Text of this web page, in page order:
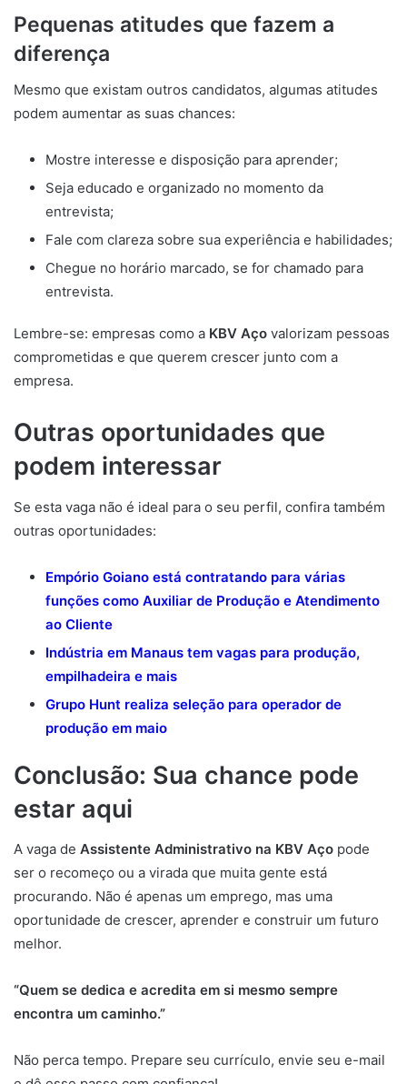
Pequenas atitudes que fazem a
diferença
Mesmo que existam outros candidatos, algumas atitudes
podem aumentar as suas chances:
Mostre interesse e disposição para aprender;
Seja educado e organizado no momento da
entrevista;
Fale com clareza sobre sua experiência e habilidades;
Chegue no horário marcado, se for chamado para
entrevista.
Lembre-se: empresas como a KBV Aço valorizam pessoas
comprometidas e que querem crescer junto com a
empresa.
Outras oportunidades que
podem interessar
Se esta vaga não é ideal para o seu perfil, confira também
outras oportunidades:
Empório Goiano está contratando para várias
funções como Auxiliar de Produção e Atendimento
ao Cliente
Indústria em Manaus tem vagas para produção,
empilhadeira e mais
Grupo Hunt realiza seleção para operador de
produção em maio
Conclusão: Sua chance pode
estar aqui
A vaga de Assistente Administrativo na KBV Aço pode
ser o recomeço ou a virada que muita gente está
procurando. Não é apenas um emprego, mas uma
oportunidade de crescer, aprender e construir um futuro
melhor.
“Quem se dedica e acredita em si mesmo sempre
encontra um caminho.”
Não perca tempo. Prepare seu currículo, envie seu e-mail